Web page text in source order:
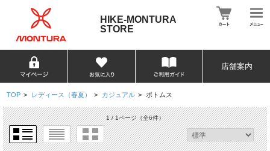
HIKE-MONTURA
STORE
店舗案内
TOP > レディース（春夏） > カジュアル > ボトムス
1 / 1ページ（全6件）